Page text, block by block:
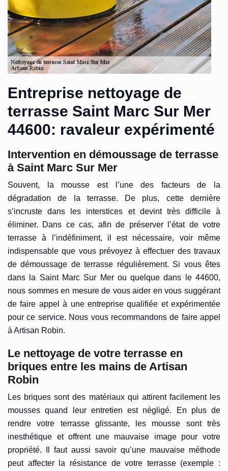
Entreprise nettoyage de
terrasse Saint Marc Sur Mer
44600: ravaleur expérimenté
Intervention en démoussage de terrasse
à Saint Marc Sur Mer
Souvent, la mousse est l’une des facteurs de la
dégradation de la terrasse. De plus, cette dernière
s’incruste dans les interstices et devint très difficile à
éliminer. Dans ce cas, afin de préserver l’état de votre
terrasse à l’indéfiniment, il est nécessaire, voir même
indispensable que vous prévoyez à effectuer des travaux
de démoussage de terrasse régulièrement. Si vous êtes
dans la Saint Marc Sur Mer ou quelque dans le 44600,
nous sommes en mesure de vous aider en vous suggérant
de faire appel à une entreprise qualifiée et expérimentée
pour ce service. Nous vous recommandons de faire appel
à Artisan Robin.
Le nettoyage de votre terrasse en
briques entre les mains de Artisan
Robin
Les briques sont des matériaux qui attirent facilement les
mousses quand leur entretien est négligé. En plus de
rendre votre terrasse glissante, les mousse sont très
inesthétique et offrent une mauvaise image pour votre
propriété. Il faut aussi savoir qu’une mauvaise méthode
peut affecter la résistance de votre terrasse (exemple :